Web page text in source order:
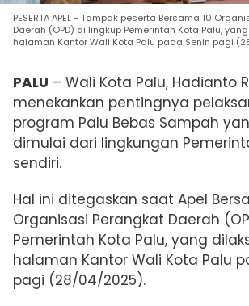
PESERTA APEL - Tampak peserta Bersama 10
Daerah (OPD) di lingkup Pemerintah Kota Palu,
halaman Kantor Wali Kota Palu pada Senin pagi
PALU – Wali Kota Palu, Hadianto
menekankan pentingnya
program Palu Bebas Sampah
dimulai dari lingkungan
sendiri.
Hal ini ditegaskan saat Apel
Organisasi Perangkat Daerah
Pemerintah Kota Palu, yang
halaman Kantor Wali Kota Palu
pagi (28/04/2025).